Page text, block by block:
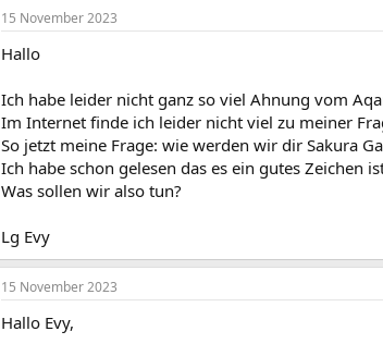
h
l
o
r
t
e
15 November 2023
Hallo
Ich habe leider nicht ganz so viel Ahnung vom
Im Internet finde ich leider nicht viel zu meiner
So jetzt meine Frage: wie werden wir dir Sakura
Ich habe schon gelesen das es ein gutes Zeichen
Was sollen wir also tun?
Lg Evy
15 November 2023
Hallo Evy,